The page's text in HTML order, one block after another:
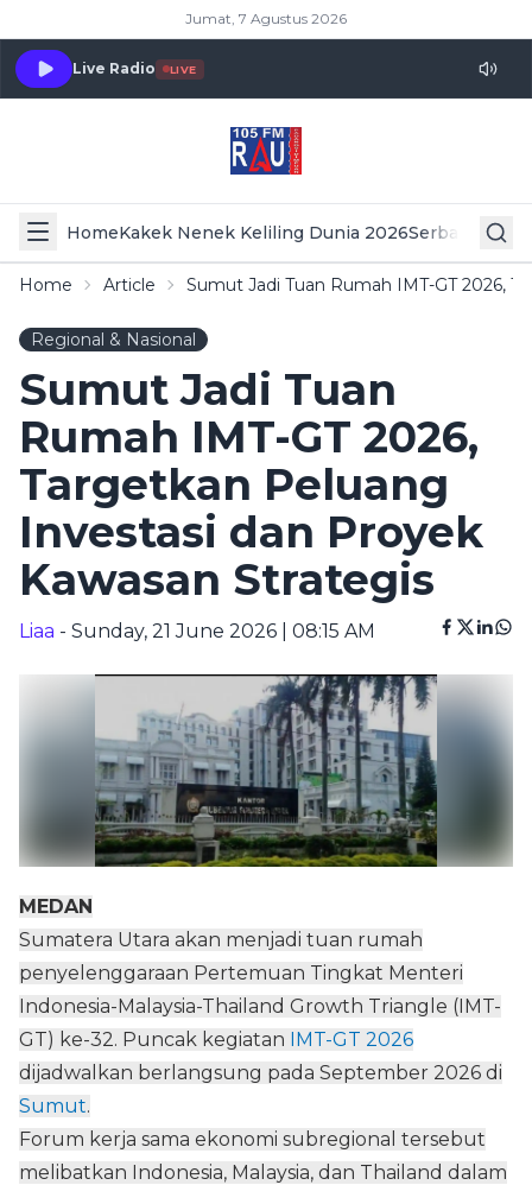
Jumat, 7 Agustus 2026
Live Radio LIVE
HomeKakek Nenek Keliling Dunia 2026Serba Serbi
Home Article Sumut Jadi Tuan Rumah IMT-GT 2026,
Regional & Nasional
Sumut Jadi Tuan
Rumah IMT-GT 2026,
Targetkan Peluang
Investasi dan Proyek
Kawasan Strategis
Liaa - Sunday, 21 June 2026 | 08:15 AM
MEDAN
Sumatera Utara akan menjadi tuan rumah
penyelenggaraan Pertemuan Tingkat Menteri
Indonesia-Malaysia-Thailand Growth Triangle (IMT-
GT) ke-32. Puncak kegiatan IMT-GT 2026
dijadwalkan berlangsung pada September 2026 di
Sumut.
Forum kerja sama ekonomi subregional tersebut
melibatkan Indonesia, Malaysia, dan Thailand dalam